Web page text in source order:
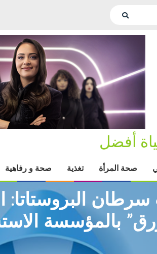
أفضل
صحة المرأة تغذية صحة و رفاهية
سرطان
بالمؤسسة